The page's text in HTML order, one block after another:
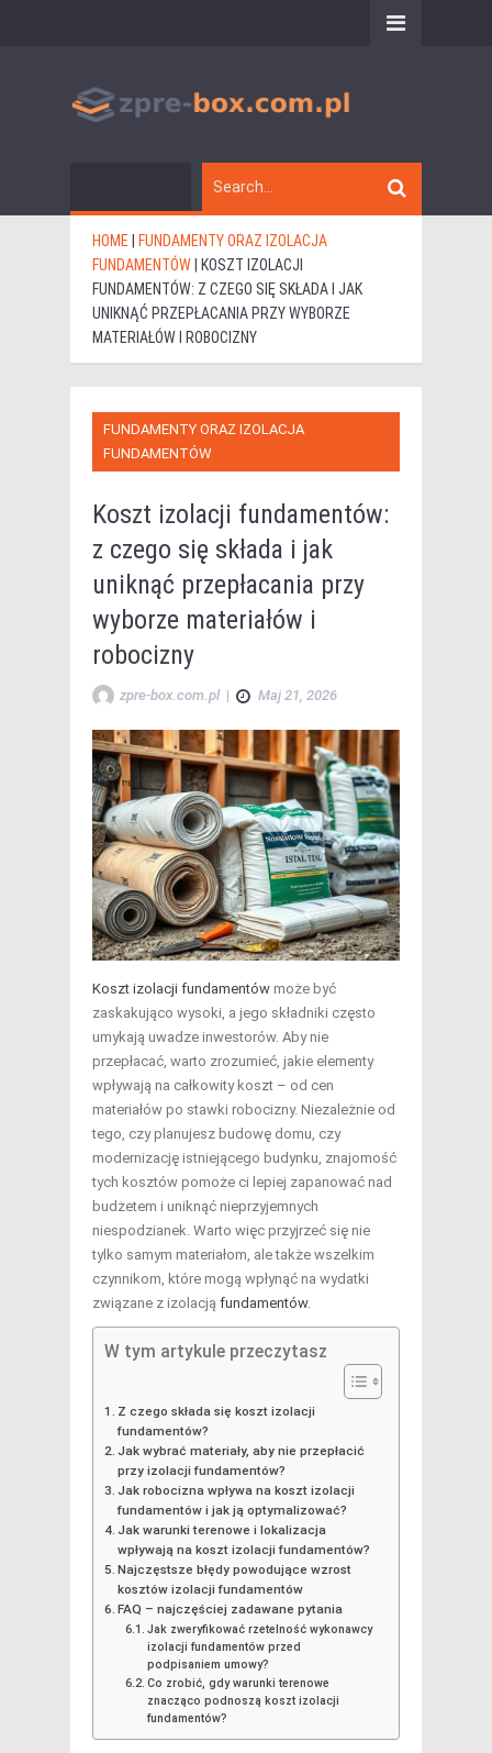
HOME
FUNDAMENTY ORAZ IZOLACJA
FUNDAMENTÓW
KOSZT IZOLACJI
FUNDAMENTÓW: Z CZEGO SIĘ SKŁADA I JAK
UNIKNĄĆ PRZEPŁACANIA PRZY WYBORZE
MATERIAŁÓW I ROBOCIZNY
FUNDAMENTY ORAZ IZOLACJA
FUNDAMENTÓW
Koszt izolacji fundamentów:
z czego się składa i jak
uniknąć przepłacania przy
wyborze materiałów i
robocizny
zpre-box.com.pl | Maj 21, 2026
Koszt izolacji fundamentów może być
zaskakująco wysoki, a jego składniki często
umykają uwadze inwestorów. Aby nie
przepłacać, warto zrozumieć, jakie elementy
wpływają na całkowity koszt – od cen
materiałów po stawki robocizny. Niezależnie od
tego, czy planujesz budowę domu, czy
modernizację istniejącego budynku, znajomość
tych kosztów pomoże ci lepiej zapanować nad
budżetem i uniknąć nieprzyjemnych
niespodzianek. Warto więc przyjrzeć się nie
tylko samym materiałom, ale także wszelkim
czynnikom, które mogą wpłynąć na wydatki
związane z izolacją fundamentów.
W tym artykule przeczytasz
Z czego składa się koszt izolacji
fundamentów?
Jak wybrać materiały, aby nie przepłacić
przy izolacji fundamentów?
Jak robocizna wpływa na koszt izolacji
fundamentów i jak ją optymalizować?
Jak warunki terenowe i lokalizacja
wpływają na koszt izolacji fundamentów?
Najczęstsze błędy powodujące wzrost
kosztów izolacji fundamentów
FAQ – najczęściej zadawane pytania
Jak zweryfikować rzetelność wykonawcy
izolacji fundamentów przed
podpisaniem umowy?
Co zrobić, gdy warunki terenowe
znacząco podnoszą koszt izolacji
fundamentów?